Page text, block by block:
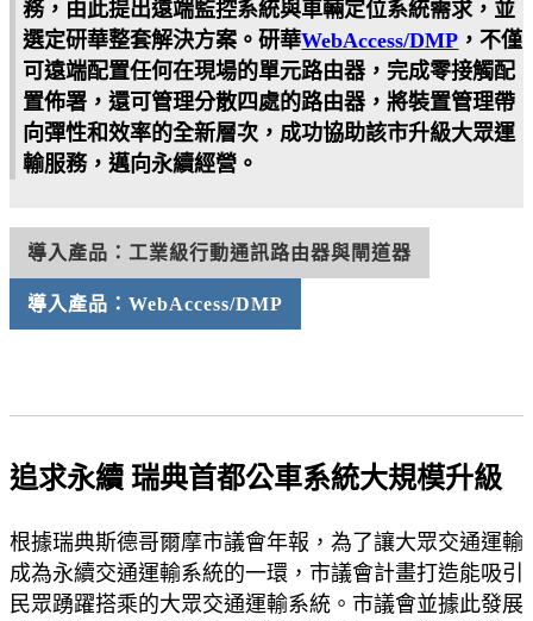
務，由此提出遠端監控系統與車輛定位系統需求，並
選定研華整套解決方案。研華WebAccess/DMP ，不僅
可遠端配置任何在現場的單元路由器，完成零接觸配
置佈署，還可管理分散四處的路由器，將裝置管理帶
向彈性和效率的全新層次，成功協助該市升級大眾運
輸服務，邁向永續經營。
導入產品：工業級行動通訊路由器與閘道器
導入產品：WebAccess/DMP
追求永續 瑞典首都公車系統大規模升級
根據瑞典斯德哥爾摩市議會年報，為了讓大眾交通運輸
成為永續交通運輸系統的一環，市議會計畫打造能吸引
民眾踴躍搭乘的大眾交通運輸系統。市議會並據此發展